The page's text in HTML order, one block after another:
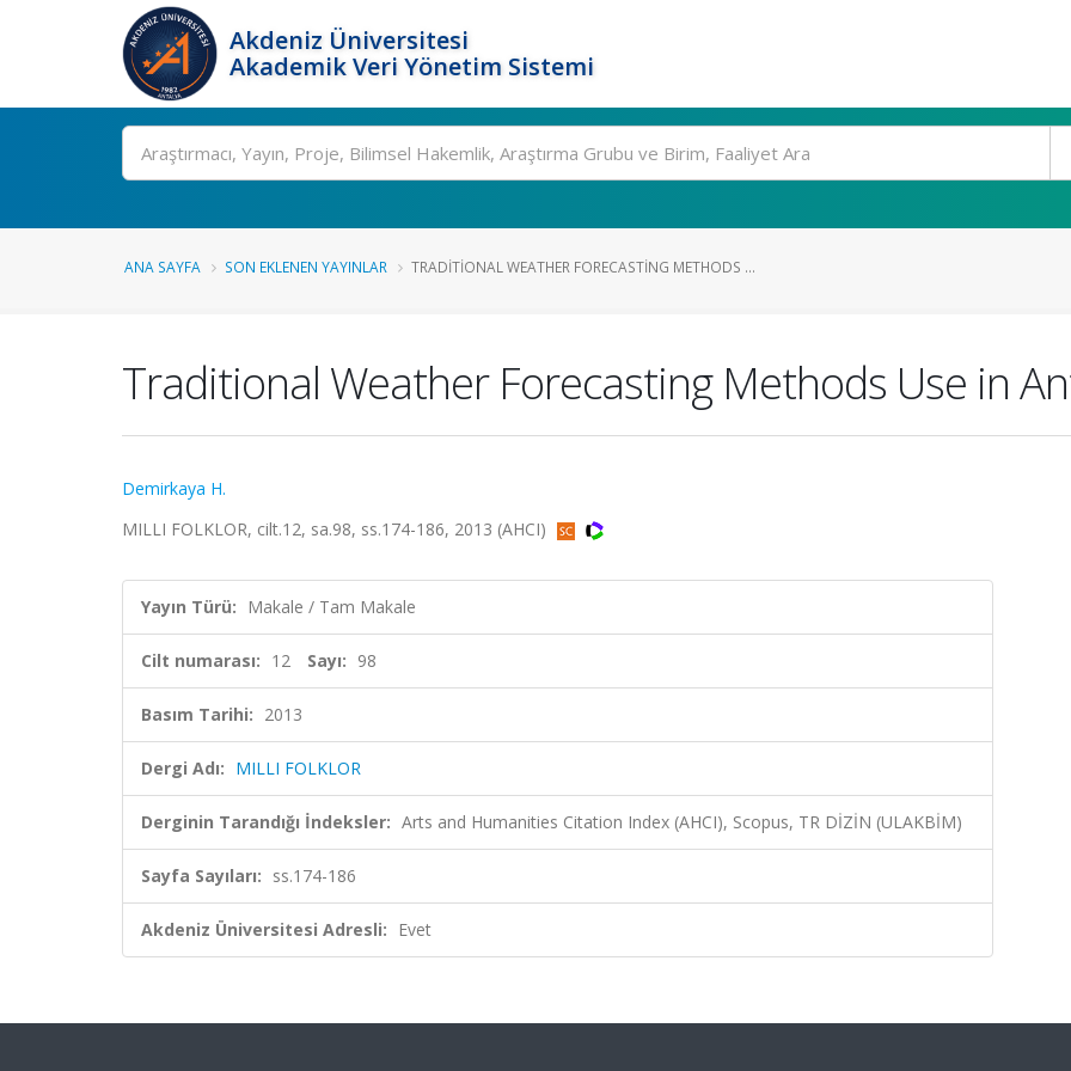
Akdeniz Üniversitesi
Akademik Veri Yönetim Sistemi
Ara
ANA SAYFA SON EKLENEN YAYINLAR TRADITIONAL WEATHER FORECASTING METHODS ...
Traditional Weather Forecasting Methods Use in
Demirkaya H.
MILLI FOLKLOR, cilt.12, sa.98, ss.174-186, 2013 (AHCI)
Yayın Türü: Makale / Tam Makale
Cilt numarası: 12 Sayı: 98
Basım Tarihi: 2013
Dergi Adı: MILLI FOLKLOR
Derginin Tarandığı İndeksler: Arts and Humanities Citation Index (AHCI), Scopus, TR DİZİN (ULAKBİM)
Sayfa Sayıları: ss.174-186
Akdeniz Üniversitesi Adresli: Evet